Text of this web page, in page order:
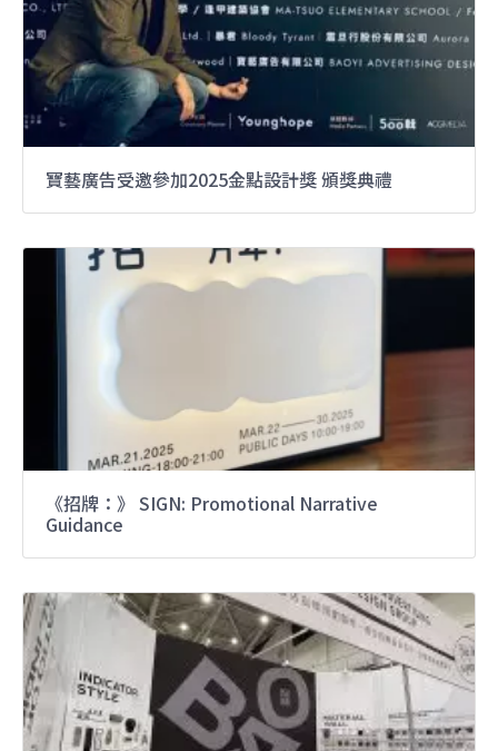
寶藝廣告受邀參加2025金點設計獎 頒獎典禮
《招牌：》 SIGN: Promotional Narrative
Guidance